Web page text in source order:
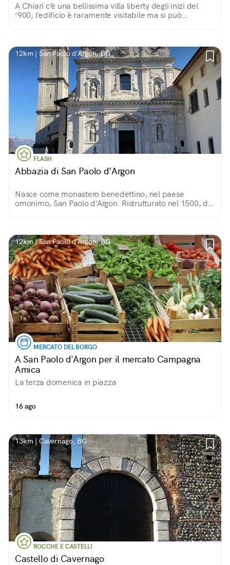
A Chiari c’è una bellissima villa liberty degli inizi del
‘900; l’edificio è raramente visitabile ma si può
12km | San Paolo d'Argon, BG
FLASH
Abbazia di San Paolo d’Argon
Nasce come monastero benedettino, nel paese
omonimo, San Paolo d'Argon. Ristrutturato nel 1500, di
12km | San Paolo d'Argon, BG
MERCATO DEL BORGO
A San Paolo d'Argon per il mercato Campagna
Amica
La terza domenica in piazza
16 ago
13km | Cavernago, BG
ROCCHE E CASTELLI
Castello di Cavernago